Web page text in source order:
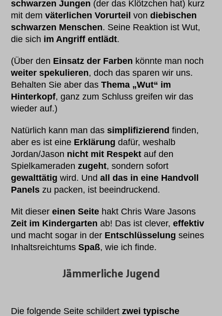
schwarzen Jungen (der das Klötzchen hat) kurz
mit demväterlichen Vorurteil vondiebischen
schwarzen Menschen. Seine Reaktion ist Wut,
die sich im Angriff entlädt.
(Über den Einsatz der Farben könnte man noch
weiter spekulieren, doch das sparen wir uns.
Behalten Sie aber dasThema „Wut“ im
Hinterkopf, ganz zum Schluss greifen wir das
wieder auf.)
Natürlich kann man dassimplifizierend finden,
aber es ist eine Erklärung dafür, weshalb
Jordan/Jason nicht mit Respekt auf den
Spielkameradenzugeht, sondern sofort
gewalttätig wird. Undall das in eine Handvoll
Panels zu packen, ist beeindruckend.
Mit diesereinen Seite hakt Chris Ware Jasons
Zeit im Kindergarten ab! Das ist clever,effektiv
und macht sogar in der Entschlüsselung seines
InhaltsreichtumsSpaß, wie ich finde.
Jämmerliche Jugend
Die folgende Seite schildertzwei typische